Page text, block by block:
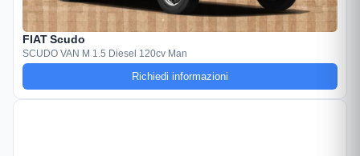
FIAT Scudo
SCUDO VAN M 1.5 Diesel 120cv Man
Richiedi informazioni